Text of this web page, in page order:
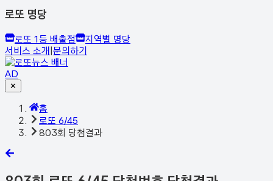
로또 명당
로또 1등 배출점
지역별 명당
서비스 소개|문의하기
AD
✕
홈
로또 6/45
803회 당첨결과